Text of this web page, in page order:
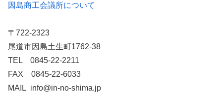
因島商工会議所について
〒722-2323
尾道市因島土生町1762-38
TEL 0845-22-2211
FAX 0845-22-6033
MAIL info@in-no-shima.jp